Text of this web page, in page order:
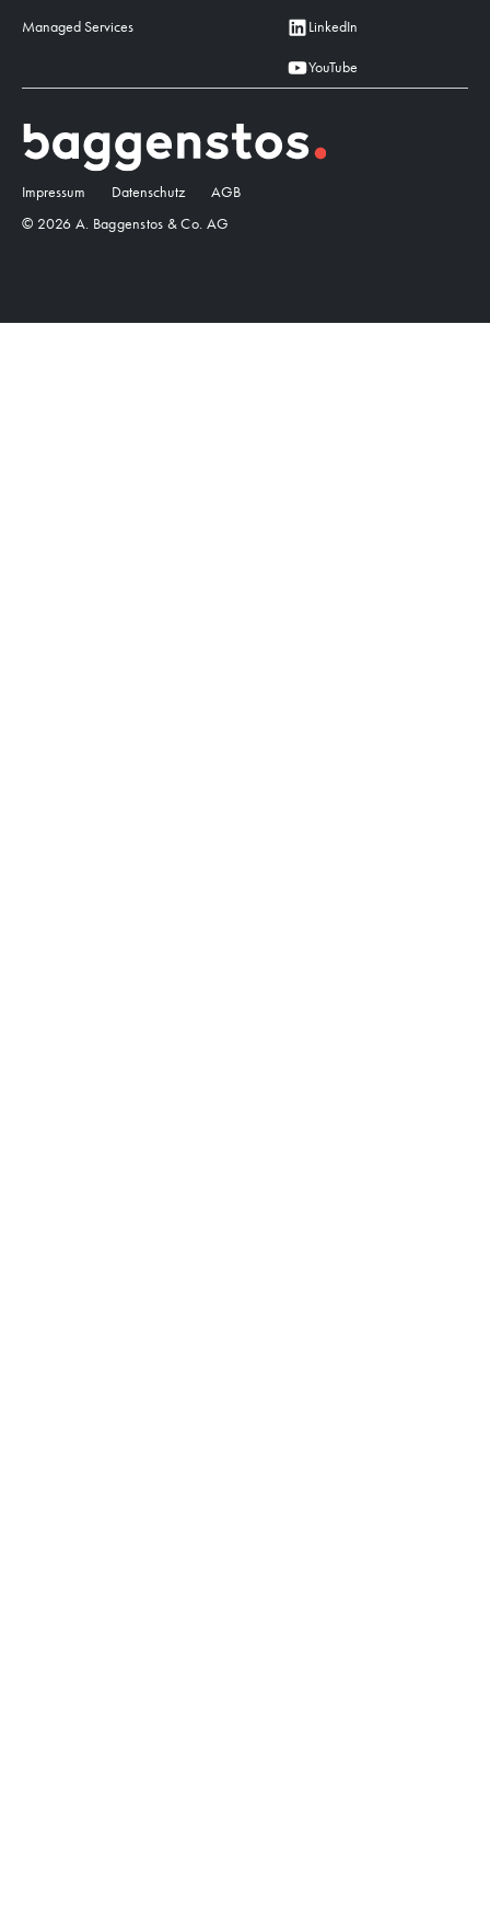
Managed Services LinkedIn
YouTube
Impressum Datenschutz
AGB
© 2026 A. Baggenstos & Co. AG